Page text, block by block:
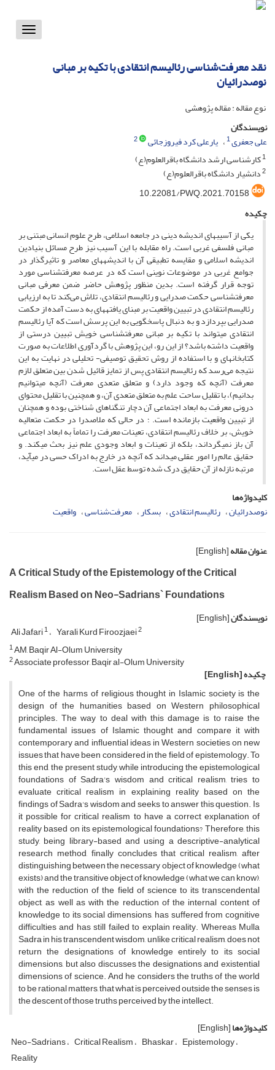
Toggle
نقد معرفت‌شناسی رئالیسم انتقادی با تکیه بر مبانی
نوصدرائیان
نوع مقاله : مقاله پژوهشی
نویسندگان
علی جعفری1 یارعلی کرد فیروزجائی
2
1کارشناسی ارشد دانشگاه باقرالعلوم(ع)
2دانشیار دانشگاه باقرالعلوم(ع)
10.22081/PWQ.2021.70158
چکیده
یکی از آسیب­های اندیشه دینی در جامعه اسلامی، طرح علوم انسانی مبتنی بر
مبانی فلسفی غربی است. راه مقابله با این آسیب نیز طرح مسائل بنیادین
اندیشه اسلامی و مقایسه تطبیقی آن با اندیشه­های معاصر و تاثیرگذار در
جوامع غربی در موضوعات نوینی است که در عرصه معرفت­شناسی مورد
توجه قرار گرفته است. بدین منظور پژوهش حاضر ضمن معرفی مبانی
معرفت­شناسی حکمت صدرایی و رئالیسم انتقادی، تلاش می‌کند تا به ارزیابی
رئالیسم انتقادی در تبیین واقعیت بر مبنای یافته­­های به ‏دست ‏آمده از حکمت
صدرایی بپردازد و به دنبال پاسخ‎گویی به این پرسش است که آیا رئالیسم
انتقادی می‎تواند با تکیه بر مبانی معرفت­‏شناسی خویش تبیین درستی از
واقعیت داشته باشد؟ از این­ رو، این پژوهش با گردآوری اطلاعات به صورت
کتابخانه­ای و با استفاده از روش تحقیق توصیفی- تحلیلی در نهایت به این
نتیجه می‌رسد که رئالیسم انتقادی پس از تمایز قائیل شدن بین متعلق لازم
معرفت (آنچه که وجود دارد) و متعلق متعدی معرفت (آنچه می­توانیم
بدانیم)، با تقلیل ساحت علم به متعلق متعدی آن، و همچنین با تقلیل محتوای
درونی معرفت به ابعاد اجتماعی آن دچار تنگ­ناهای شناختی بوده و همچنان
از تبیین واقعیت بازمانده است. ؛ در حالی که ملاصدرا در حکمت متعالیه
خویش، بر خلاف رئالیسم انتقادی، تعینات معرفت را تماماً به ابعاد اجتماعی
آن باز نمی­گرداند، بلکه از تعینات و ابعاد وجودی علم نیز بحث می­کند. و
حقایق عالم را امور عقلی می­داند که آنچه در خارج به ادراک حسی در می­آید،
مرتبه نازله از آن حقایق درک ‏شده توسط عقل است.
کلیدواژه‌ها
نوصدرائیان رئالیسم انتقادی بسکار معرفت‌شناسی واقعیت
عنوان مقاله[English]
A Critical Study of the Epistemology of the Critical
Realism Based on Neo-Sadrians` Foundations
نویسندگان[English]
Ali Jafari1 Yarali Kurd Firoozjaei2
1AM, Baqir Al-Olum University
2Associate professor, Baqir al-Olum University
چکیده[English]
One of the harms of religious thought in Islamic society is the
design of the humanities based on Western philosophical
principles. The way to deal with this damage is to raise the
fundamental issues of Islamic thought and compare it with
contemporary and influential ideas in Western societies on new
issues that have been considered in the field of epistemology. To
this end, the present study, while introducing the epistemological
foundations of Sadra's wisdom and critical realism, tries to
evaluate critical realism in explaining reality based on the
findings of Sadra's wisdom and seeks to answer this question. Is
it possible for critical realism to have a correct explanation of
reality based on its epistemological foundations? Therefore, this
study, being library-based and using a descriptive-analytical
research method, finally concludes that critical realism, after
distinguishing between the necessary object of knowledge (what
exists) and the transitive object of knowledge (what we can know),
with the reduction of the field of science to its transcendental
object, as well as with the reduction of the internal content of
knowledge to its social dimensions, has suffered from cognitive
difficulties and has still failed to explain reality. Whereas Mulla
Sadra in his transcendent wisdom, unlike critical realism, does not
return the designations of knowledge entirely to its social
dimensions, but also discusses the designations and existential
dimensions of science. And he considers the truths of the world
to be rational matters, that what is perceived outside the senses is
the descent of those truths perceived by the intellect.
کلیدواژه‌ها[English]
Neo-Sadrians Critical Realism Bhaskar Epistemology
Reality